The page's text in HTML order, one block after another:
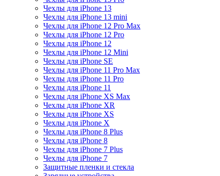
Чехлы для iPhone 13
Чехлы для iPhone 13 mini
Чехлы для iPhone 12 Pro Max
Чехлы для iPhone 12 Pro
Чехлы для iPhone 12
Чехлы для iPhone 12 Mini
Чехлы для iPhone SE
Чехлы для iPhone 11 Pro Max
Чехлы для iPhone 11 Pro
Чехлы для iPhone 11
Чехлы для iPhone XS Max
Чехлы для iPhone XR
Чехлы для iPhone XS
Чехлы для iPhone X
Чехлы для iPhone 8 Plus
Чехлы для iPhone 8
Чехлы для iPhone 7 Plus
Чехлы для iPhone 7
Защитные пленки и стекла